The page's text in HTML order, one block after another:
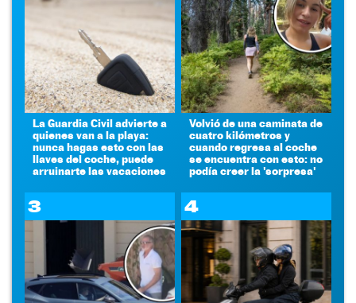
La Guardia Civil advierte a
quienes van a la playa:
nunca hagas esto con las
llaves del coche, puede
arruinarte las vacaciones
Volvió de una caminata de
cuatro kilómetros y
cuando regresa al coche
se encuentra con esto: no
podía creer la 'sorpresa'
3 4